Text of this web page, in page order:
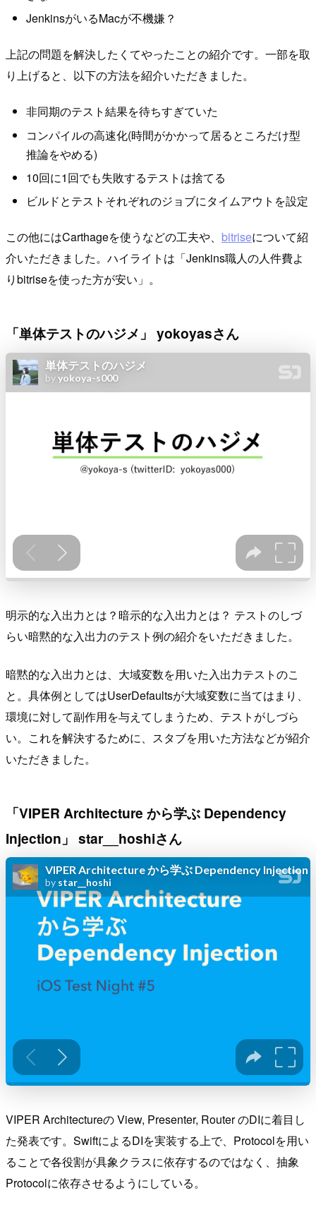
JenkinsがいるMacが不機嫌？
上記の問題を解決したくてやったことの紹介です。一部を取
り上げると、以下の方法を紹介いただきました。
非同期のテスト結果を待ちすぎていた
コンパイルの高速化(時間がかかって居るところだけ型
推論をやめる)
10回に1回でも失敗するテストは捨てる
ビルドとテストそれぞれのジョブにタイムアウトを設定
この他にはCarthageを使うなどの工夫や、 bitriseについて紹
介いただきました。ハイライトは「Jenkins職人の人件費よ
りbitriseを使った方が安い」。
「単体テストのハジメ」 yokoyasさん
明示的な入出力とは？暗示的な入出力とは？ テストのしづ
らい暗黙的な入出力のテスト例の紹介をいただきました。
暗黙的な入出力とは、大域変数を用いた入出力テストのこ
と。具体例としてはUserDefaultsが大域変数に当てはまり、
環境に対して副作用を与えてしまうため、テストがしづら
い。これを解決するために、スタブを用いた方法などが紹介
いただきました。
「VIPER Architecture から学ぶ Dependency
Injection」 star__hoshiさん
VIPER Architectureの View, Presenter, Router のDIに着目し
た発表です。SwiftによるDIを実装する上で、Protocolを用い
ることで各役割が具象クラスに依存するのではなく、抽象
Protocolに依存させるようにしている。